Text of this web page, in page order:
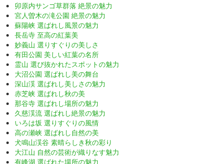
卯原内サンゴ草群落 絶景の魅力
宮人曽木の滝公園 絶景の魅力
蘇陽峡 選ばれし風景の魅力
長岳寺 至高の紅葉美
妙義山 選りすぐりの美しさ
有田公園 美しい紅葉の名所
霊山 選び抜かれたスポットの魅力
大沼公園 選ばれし美の舞台
深山渓 選ばれし美しさの魅力
赤芝峡 選ばれし秋の美
那谷寺 選ばれし場所の魅力
久慈渓流 選ばれし絶景の魅力
いろは坂 選りすぐりの風情
高の瀬峡 選ばれし自然の美
犬鳴山渓谷 素晴らしき秋の彩り
大江山 自然の芸術が織りなす魅力
有峰湖 選ばれた場所の魅力